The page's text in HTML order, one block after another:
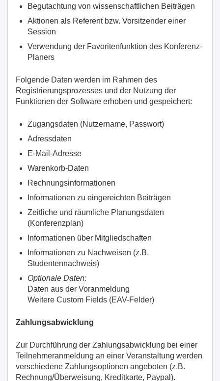
Begutachtung von wissenschaftlichen Beiträgen
Aktionen als Referent bzw. Vorsitzender einer
Session
Verwendung der Favoritenfunktion des Konferenz-
Planers
Folgende Daten werden im Rahmen des
Registrierungsprozesses und der Nutzung der
Funktionen der Software erhoben und gespeichert:
Zugangsdaten (Nutzername, Passwort)
Adressdaten
E-Mail-Adresse
Warenkorb-Daten
Rechnungsinformationen
Informationen zu eingereichten Beiträgen
Zeitliche und räumliche Planungsdaten
(Konferenzplan)
Informationen über Mitgliedschaften
Informationen zu Nachweisen (z.B.
Studentennachweis)
Optionale Daten:
Daten aus der Voranmeldung
Weitere Custom Fields (EAV-Felder)
Zahlungsabwicklung
Zur Durchführung der Zahlungsabwicklung bei einer
Teilnehmeranmeldung an einer Veranstaltung werden
verschiedene Zahlungsoptionen angeboten (z.B.
Rechnung/Überweisung, Kreditkarte, Paypal).